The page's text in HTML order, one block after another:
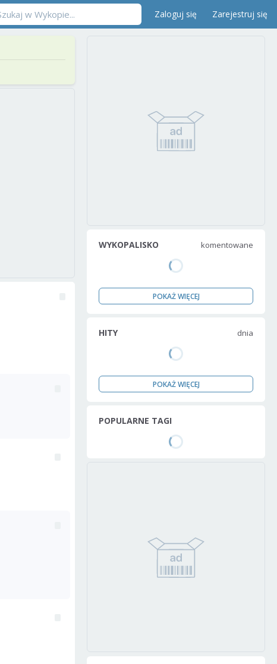
Zaloguj się Zarejestruj się
WYKOPALISKO komentowane
POKAŻ WIĘCEJ
HITY dnia
POKAŻ WIĘCEJ
POPULARNE TAGI